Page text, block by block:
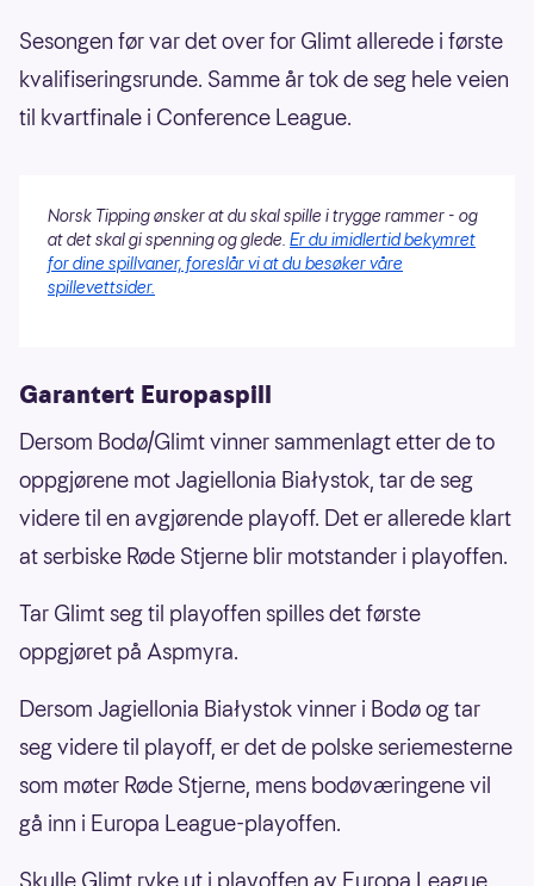
Sesongen før var det over for Glimt allerede i første
kvalifiseringsrunde. Samme år tok de seg hele veien
til kvartfinale i Conference League.
Norsk Tipping ønsker at du skal spille i trygge rammer - og
at det skal gi spenning og glede. Er du imidlertid bekymret
for dine spillvaner, foreslår vi at du besøker våre
spillevettsider.
Garantert Europaspill
Dersom Bodø/Glimt vinner sammenlagt etter de to
oppgjørene mot Jagiellonia Białystok, tar de seg
videre til en avgjørende playoff. Det er allerede klart
at serbiske Røde Stjerne blir motstander i playoffen.
Tar Glimt seg til playoffen spilles det første
oppgjøret på Aspmyra.
Dersom Jagiellonia Białystok vinner i Bodø og tar
seg videre til playoff, er det de polske seriemesterne
som møter Røde Stjerne, mens bodøværingene vil
gå inn i Europa League-playoffen.